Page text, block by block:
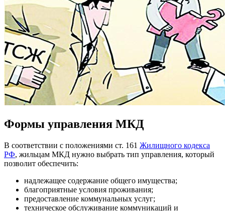
Формы управления МКД
В соответствии с положениями ст. 161 Жилищного кодекса
РФ, жильцам МКД нужно выбрать тип управления, который
позволит обеспечить:
надлежащее содержание общего имущества;
благоприятные условия проживания;
предоставление коммунальных услуг;
техническое обслуживание коммуникаций и